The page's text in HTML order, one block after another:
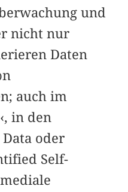
und
nicht nur
Daten
auch im
in den
oder
Self-